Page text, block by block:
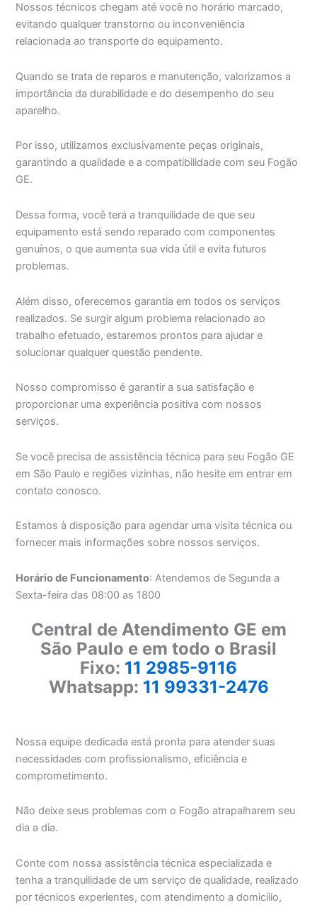
Nossos técnicos chegam até você no horário marcado,
evitando qualquer transtorno ou inconveniência
relacionada ao transporte do equipamento.
Quando se trata de reparos e manutenção, valorizamos a
importância da durabilidade e do desempenho do seu
aparelho.
Por isso, utilizamos exclusivamente peças originais,
garantindo a qualidade e a compatibilidade com seu Fogão
GE.
Dessa forma, você terá a tranquilidade de que seu
equipamento está sendo reparado com componentes
genuínos, o que aumenta sua vida útil e evita futuros
problemas.
Além disso, oferecemos garantia em todos os serviços
realizados. Se surgir algum problema relacionado ao
trabalho efetuado, estaremos prontos para ajudar e
solucionar qualquer questão pendente.
Nosso compromisso é garantir a sua satisfação e
proporcionar uma experiência positiva com nossos
serviços.
Se você precisa de assistência técnica para seu Fogão GE
em São Paulo e regiões vizinhas, não hesite em entrar em
contato conosco.
Estamos à disposição para agendar uma visita técnica ou
fornecer mais informações sobre nossos serviços.
Horário de Funcionamento: Atendemos de Segunda a
Sexta-feira das 08:00 as 1800
Central de Atendimento GE em
São Paulo e em todo o Brasil
Fixo: 11 2985-9116
Whatsapp: 11 99331-2476
Nossa equipe dedicada está pronta para atender suas
necessidades com profissionalismo, eficiência e
comprometimento.
Não deixe seus problemas com o Fogão atrapalharem seu
dia a dia.
Conte com nossa assistência técnica especializada e
tenha a tranquilidade de um serviço de qualidade, realizado
por técnicos experientes, com atendimento a domicílio,